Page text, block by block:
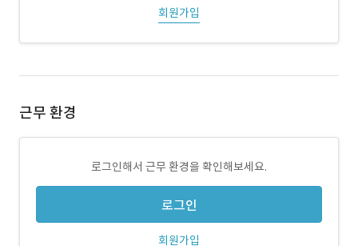
회원가입
근무 환경
로그인해서 근무 환경을 확인해보세요.
로그인
회원가입